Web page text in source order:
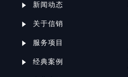
新闻动态
关于信销
服务项目
经典案例